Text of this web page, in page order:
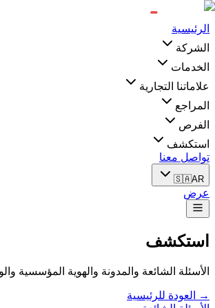
الرئيسية
الشركة
الخدمات
علاماتنا التجارية
المراجع
الفرص
استكشف
تواصل معنا
🇸🇦AR
عرض
استكشف
الأسئلة الشائعة والمدونة والهوية المؤسسية
→ العودة للرئيسية